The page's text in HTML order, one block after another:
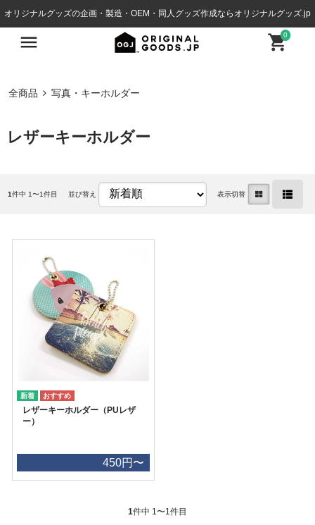
オリジナルグッズの企画・製造・OEM・同人グッズ作成ならオリジナルグッズ.jp
0
全商品 写真・キーホルダー
レザーキーホルダー
1件中 1〜1件目 並び替え 表示切替
レザーキーホルダー（PUレザ
ー）
450円〜
1件中 1〜1件目